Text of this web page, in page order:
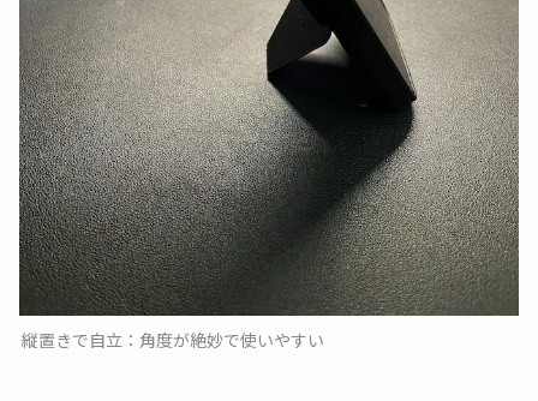
縦置きで自立：角度が絶妙で使いやすい